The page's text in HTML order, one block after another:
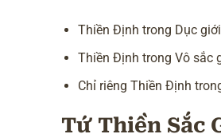
Thiền Định trong Dục
Thiền Định trong Vô sắc
Chỉ riêng Thiền Định
Tứ Thiền Sắc